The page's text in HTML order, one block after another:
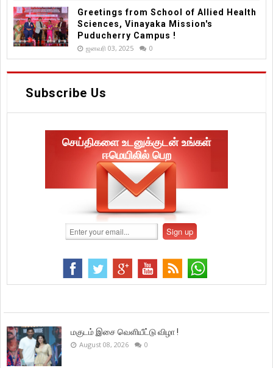
Greetings from School of Allied Health
Sciences, Vinayaka Mission's
Puducherry Campus !
ஜனவரி 03, 2025 0
Subscribe Us
செய்திகளை உடனுக்குடன் உங்கள்
ஈமெயிலில் பெற
மகுடம் இசை வெளியீட்டு விழா !
August 08, 2026 0